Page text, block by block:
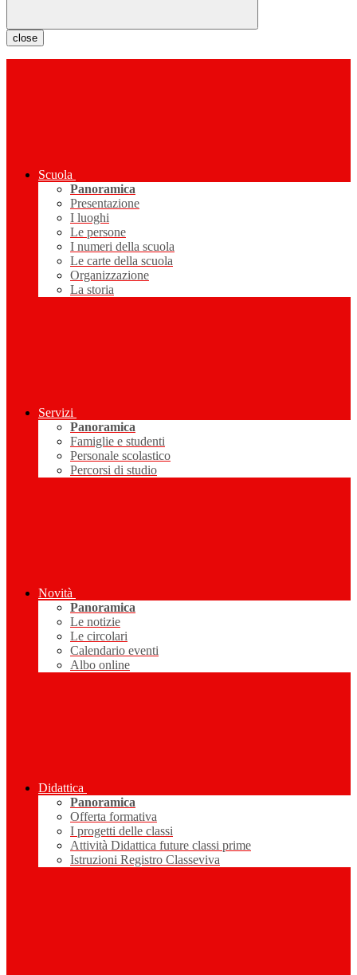
close
Scuola
Panoramica
Presentazione
I luoghi
Le persone
I numeri della scuola
Le carte della scuola
Organizzazione
La storia
Servizi
Panoramica
Famiglie e studenti
Personale scolastico
Percorsi di studio
Novità
Panoramica
Le notizie
Le circolari
Calendario eventi
Albo online
Didattica
Panoramica
Offerta formativa
I progetti delle classi
Attività Didattica future classi prime
Istruzioni Registro Classeviva